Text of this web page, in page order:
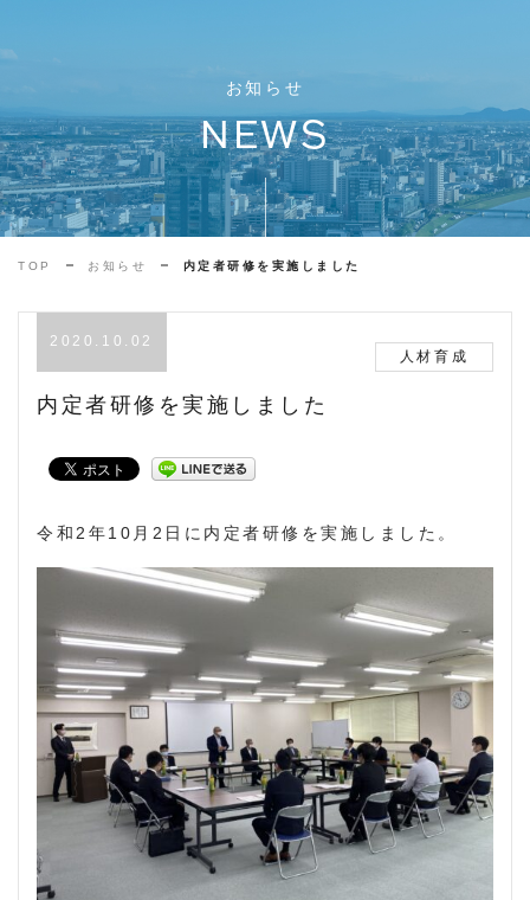
お知らせ
NEWS
TOP お知らせ 内定者研修を実施しました
2020.10.02
人材育成
内定者研修を実施しました
令和2年10月2日に内定者研修を実施しました。